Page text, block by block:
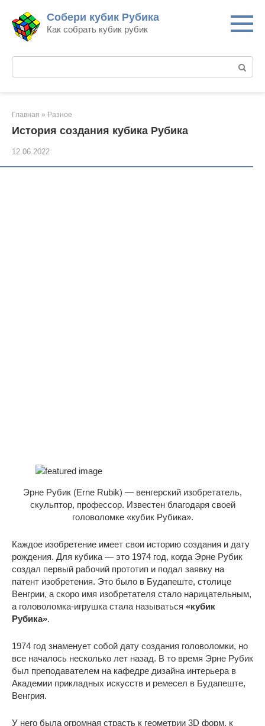
контенту
Собери кубик Рубика
Как собрать кубик рубик
Главная » Разное
История создания кубика Рубика
12.06.2022
Эрне Рубик (Erne Rubik) — венгерский изобретатель,
скульптор, профессор. Известен благодаря своей
головоломке «кубик Рубика».
Каждое изобретение имеет свои историю создания и дату
рождения. Для кубика — это 1974 год, когда Эрне Рубик
создал первый рабочий прототип и подал заявку на
патент изобретения. Это было в Будапеште, столице
Венгрии, а скоро имя изобретателя стало нарицательным,
а головоломка-игрушка стала называться «кубик
Рубика».
1974 год знаменует собой дату создания головоломки, но
все началось несколько лет назад. В то время Эрне Рубик
был преподавателем на кафедре дизайна интерьера в
Академии прикладных искусств и ремесел в Будапеште,
Венгрия.
У него была огромная страсть к геометрии 3D форм, к